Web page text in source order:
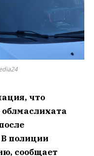
что
полиции
сообщает